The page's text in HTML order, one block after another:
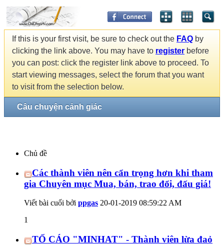
If this is your first visit, be sure to check out the FAQ by
clicking the link above. You may have to register before
you can post: click the register link above to proceed. To
start viewing messages, select the forum that you want
to visit from the selection below.
Câu chuyện cảnh giác
Chủ đề
Các thành viên nên cẩn trọng hơn khi tham
gia Chuyên mục Mua, bán, trao đổi, đấu giá!
Viết bài cuối bởi ppgas 20-01-2019 08:59:22 AM
1
TỐ CÁO "MINHAT" - Thành viên lừa đaỏ